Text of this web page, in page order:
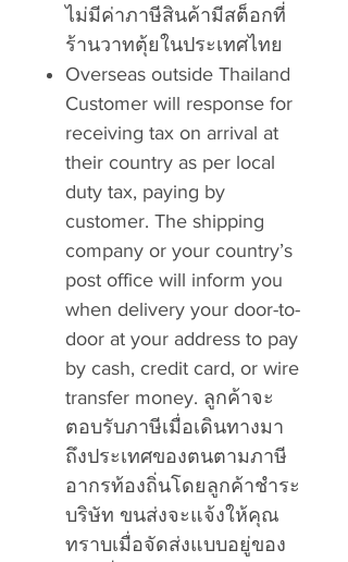
ไม่มีค่าภาษีสินค้ามีสต็อกที่
ร้านวาทตุ้ยในประเทศไทย
Overseas outside Thailand
Customer will response for
receiving tax on arrival at
their country as per local
duty tax, paying by
customer. The shipping
company or your country’s
post office will inform you
when delivery your door-to-
door at your address to pay
by cash, credit card, or wire
transfer money. ลูกค้าจะ
ตอบรับภาษีเมื่อเดินทางมา
ถึงประเทศของตนตามภาษี
อากรท้องถิ่นโดยลูกค้าชำระ
บริษัท ขนส่งจะแจ้งให้คุณ
ทราบเมื่อจัดส่งแบบอยู่ของ